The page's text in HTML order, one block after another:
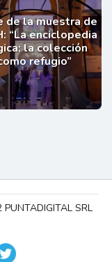
de la muestra de
“La enciclopedia
la colección
refugio”
SRL